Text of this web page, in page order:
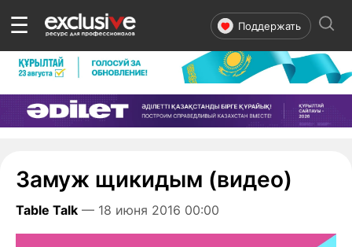
☰ Поддержать
Замуж щикидым (видео)
Table Talk — 18 июня 2016 00:00